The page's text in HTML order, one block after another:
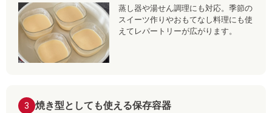
蒸し器や湯せん調理にも対応。季節の
スイーツ作りやおもてなし料理にも使
えてレパートリーが広がります。
3 焼き型としても使える保存容器